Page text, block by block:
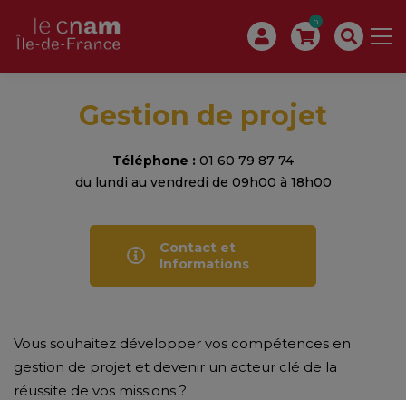
0
Gestion de projet
Téléphone : 01 60 79 87 74
du lundi au vendredi de 09h00 à 18h00
Contact et
Informations
Vous souhaitez développer vos compétences en
gestion de projet et devenir un acteur clé de la
réussite de vos missions ?